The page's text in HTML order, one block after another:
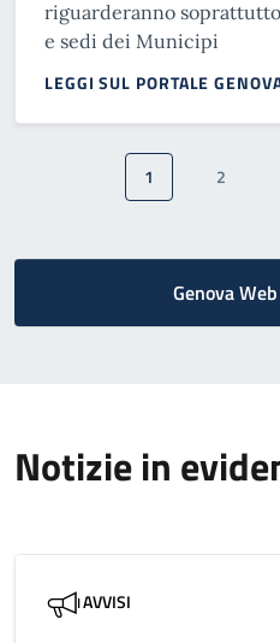
riguarderanno
e sedi dei Municipi
LEGGI SUL PORTALE
Paginazione
Pagina attuale
1 Pagina
2
Genova
Notizie in
AVVISI